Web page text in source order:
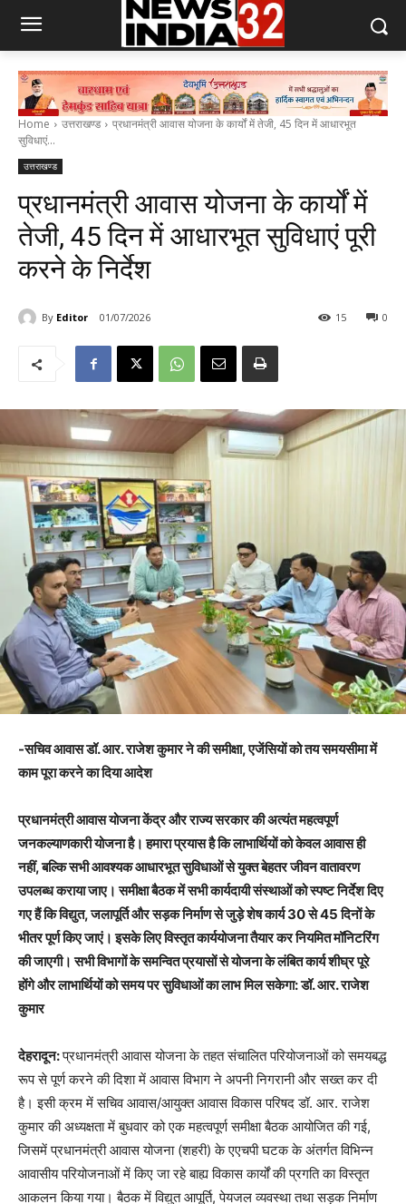
Home उत्तराखण्ड
प्रधानमंत्री आवास योजना के कार्यों में तेजी, 45 दिन में आधारभूत
सुविधाएं...
उत्तराखण्ड
प्रधानमंत्री आवास योजना के कार्यों में
तेजी, 45 दिन में आधारभूत सुविधाएं पूरी
करने के निर्देश
By Editor 01/07/2026 0
15
-सचिव आवास डॉ. आर. राजेश कुमार ने की समीक्षा, एजेंसियों को तय समयसीमा में
काम पूरा करने का दिया आदेश
प्रधानमंत्री आवास योजना केंद्र और राज्य सरकार की अत्यंत महत्वपूर्ण
जनकल्याणकारी योजना है। हमारा प्रयास है कि लाभार्थियों को केवल आवास ही
नहीं, बल्कि सभी आवश्यक आधारभूत सुविधाओं से युक्त बेहतर जीवन वातावरण
उपलब्ध कराया जाए। समीक्षा बैठक में सभी कार्यदायी संस्थाओं को स्पष्ट निर्देश दिए
गए हैं कि विद्युत, जलापूर्ति और सड़क निर्माण से जुड़े शेष कार्य 30 से 45 दिनों के
भीतर पूर्ण किए जाएं। इसके लिए विस्तृत कार्ययोजना तैयार कर नियमित मॉनिटरिंग
की जाएगी। सभी विभागों के समन्वित प्रयासों से योजना के लंबित कार्य शीघ्र पूरे
होंगे और लाभार्थियों को समय पर सुविधाओं का लाभ मिल सकेगा: डॉ. आर. राजेश
कुमार
देहरादून:प्रधानमंत्री आवास योजना के तहत संचालित परियोजनाओं को समयबद्ध
रूप से पूर्ण करने की दिशा में आवास विभाग ने अपनी निगरानी और सख्त कर दी
है। इसी क्रम में सचिव आवास/आयुक्त आवास विकास परिषद डॉ. आर. राजेश
कुमार की अध्यक्षता में बुधवार को एक महत्वपूर्ण समीक्षा बैठक आयोजित की गई,
जिसमें प्रधानमंत्री आवास योजना (शहरी) के एएचपी घटक के अंतर्गत विभिन्न
आवासीय परियोजनाओं में किए जा रहे बाह्य विकास कार्यों की प्रगति का विस्तृत
आकलन किया गया। बैठक में विद्युत आपूर्ति, पेयजल व्यवस्था तथा सड़क निर्माण